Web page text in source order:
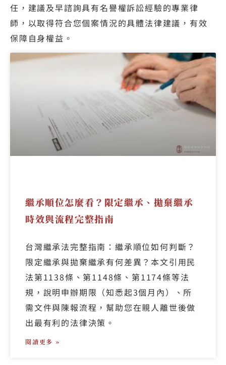
任，建議及早諮詢具有名譽權訴訟經驗的專業律
師，以取得符合您個案情況的具體法律建議，有效
保障自身權益。
繼承順位怎麼看？限定繼承、拋棄繼承
時效與流程完整指南
台灣繼承法完整指南：繼承順位如何判斷？
限定繼承與拋棄繼承有何差異？本文引用民
法第1138條、第1148條、第1174條等法
規，說明申辦期限（知悉起3個月內）、所
需文件與陳報流程，幫助您在親人離世後做
出最有利的法律決策。
閱讀更多 »